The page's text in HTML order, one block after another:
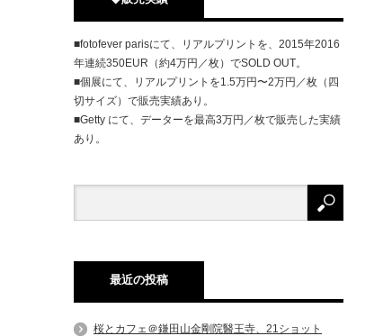
■fotofever parisにて、リアルプリントを、2015年2016
年連続350EUR（約4万円／枚）でSOLD OUT。
■個展にて、リアルプリントを1.5万円〜2万円／枚（四
切サイズ）で販売実績あり。
■Getty にて、データーを最高3万円／枚で販売した実績
あり。
最近の投稿
桜とカフェ＠鎌田山金剛院醫王寺、21ショット